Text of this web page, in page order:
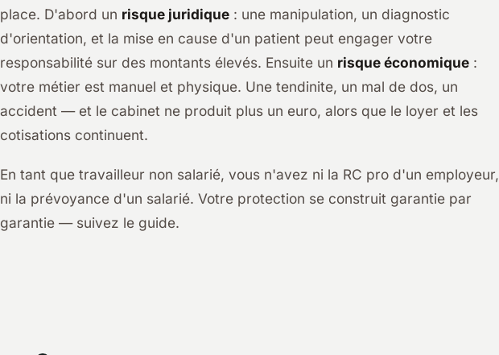
place. D'abord un risque juridique : une manipulation, un diagnostic
d'orientation, et la mise en cause d'un patient peut engager votre
responsabilité sur des montants élevés. Ensuite un risque économique :
votre métier est manuel et physique. Une tendinite, un mal de dos, un
accident — et le cabinet ne produit plus un euro, alors que le loyer et les
cotisations continuent.
En tant que travailleur non salarié, vous n'avez ni la RC pro d'un employeur,
ni la prévoyance d'un salarié. Votre protection se construit garantie par
garantie — suivez le guide.